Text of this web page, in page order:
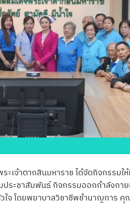
จ้าตากสินมหาราช ได้จัดกิจกรรมใ
ระชาสัมพันธ์ กิจกรรมออกกำลังกา
ใจ โดยพยาบาลวิชาชีพชำนาญกา